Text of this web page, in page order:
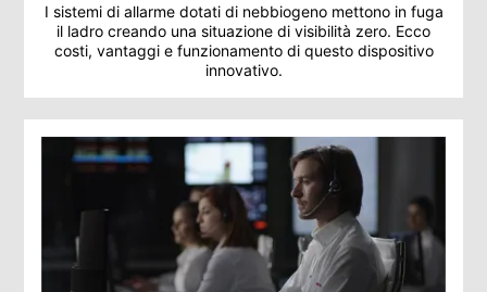
I sistemi di allarme dotati di nebbiogeno mettono in fuga
il ladro creando una situazione di visibilità zero. Ecco
costi, vantaggi e funzionamento di questo dispositivo
innovativo.